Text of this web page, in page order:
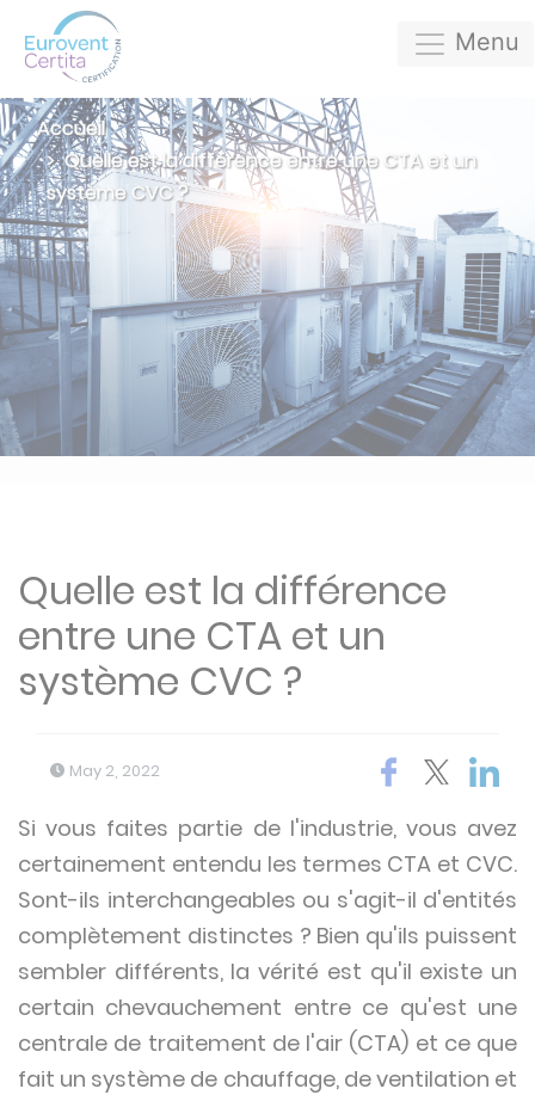
Menu
Accueil
Quelle est la différence entre une CTA et un
système CVC ?
Quelle est la différence
entre une CTA et un
système CVC ?
May 2, 2022
Si vous faites partie de l'industrie, vous avez
certainement entendu les termes CTA et CVC.
Sont-ils interchangeables ou s'agit-il d'entités
complètement distinctes ? Bien qu'ils puissent
sembler différents, la vérité est qu'il existe un
certain chevauchement entre ce qu'est une
centrale de traitement de l'air (CTA) et ce que
fait un système de chauffage, de ventilation et